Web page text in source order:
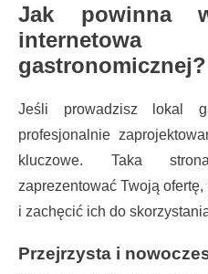
Jak powinna
gastronomicznej?
Jeśli prowadzisz lokal
profesjonalnie
kluczowe. Taka
zaprezentować Twoją
i zachęcić ich do
Przejrzysta i